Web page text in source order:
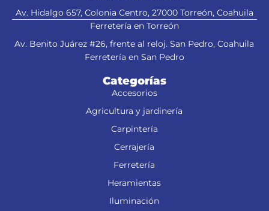
Av. Hidalgo 657, Colonia Centro, 27000 Torreón, Coahuila
Ferretería en Torreón
Av. Benito Juárez #26, frente al reloj. San Pedro, Coahuila
Ferretería en San Pedro
Categorías
Accesorios
Agricultura y jardinería
Carpintería
Cerrajería
Ferretería
Heramientas
Iluminación